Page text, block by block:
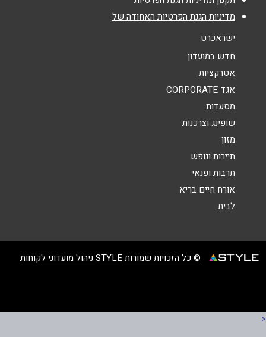
אנא חזרו אלי בקשר ל...
מדיניות הגנת הפרטיות האחודה של
ישראכרט
חדש במועדון
אטרקציות
אגד CORPORATE
מסעדות
שופינג וצרכנות
מזון
תיירות ונופש
תרבות ופנאי
אורח חיים בריא
לבית
© כל הזכויות שמורות STYLE ניהול מועדוני לקוחות
<